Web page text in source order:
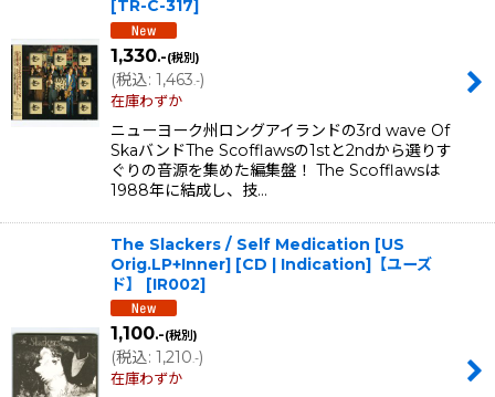
[TR-C-317]
1,330.-(税別)
(税込: 1,463 .-)
在庫わずか
ニューヨーク州ロングアイランドの3rd wave Of
SkaバンドThe Scofflawsの1stと2ndから選りす
ぐりの音源を集めた編集盤！ The Scofflawsは
1988年に結成し、技…
The Slackers / Self Medication [US
Orig.LP+Inner] [CD | Indication]【ユーズ
ド】
[IR002]
1,100.-(税別)
(税込: 1,210.-)
在庫わずか